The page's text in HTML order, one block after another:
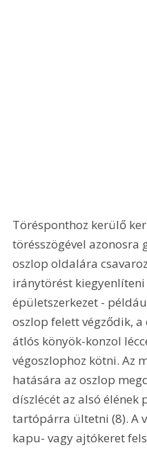
Törésponthoz kerülő
törésszögével azonosra
oszlop oldalára
iránytörést kiegyenlíteni
épületszerkezet -
oszlop felett végződik,
átlós könyök-konzol
végoszlophoz kötni. Az
hatására az oszlop
díszlécét az alsó élének
tartópárra ültetni (8). A
kapu- vagy ajtókeret